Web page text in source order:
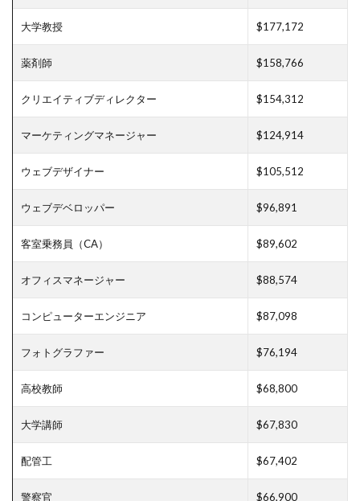
大学教授 $177,172
薬剤師 $158,766
クリエイティブディレクター $154,312
マーケティングマネージャー $124,914
ウェブデザイナー $105,512
ウェブデベロッパー $96,891
客室乗務員（CA） $89,602
オフィスマネージャー $88,574
コンピューターエンジニア $87,098
フォトグラファー $76,194
高校教師 $68,800
大学講師 $67,830
配管工 $67,402
警察官 $66,900